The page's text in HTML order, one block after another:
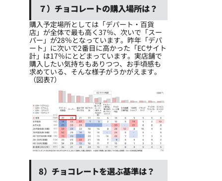
７）チョコレートの購入場所は？
購入予定場所としては「デパート・百貨
店」が全体で最も高く37％、次いで「スー
パー」が28％となっています。昨年「デパ
ート」に次いで2番目に高かった「ECサイト
計」は17％にとどまっています。実店舗で
購入したい気持ちもありつつ、お手頃感も
求めている、そんな様子がうかがえます。
（図表7）
8）チョコレートを選ぶ基準は？